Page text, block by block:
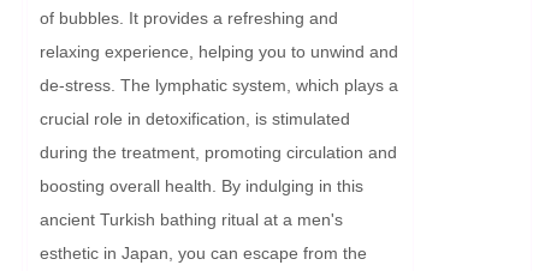
of bubbles. It provides a refreshing and
relaxing experience, helping you to unwind and
de-stress. The lymphatic system, which plays a
crucial role in detoxification, is stimulated
during the treatment, promoting circulation and
boosting overall health. By indulging in this
ancient Turkish bathing ritual at a men's
esthetic in Japan, you can escape from the